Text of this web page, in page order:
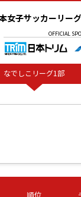
女子サッカーリーグ
OFFICIAL
なでしこリーグ1部
第16節 09/05 (土) 15:00